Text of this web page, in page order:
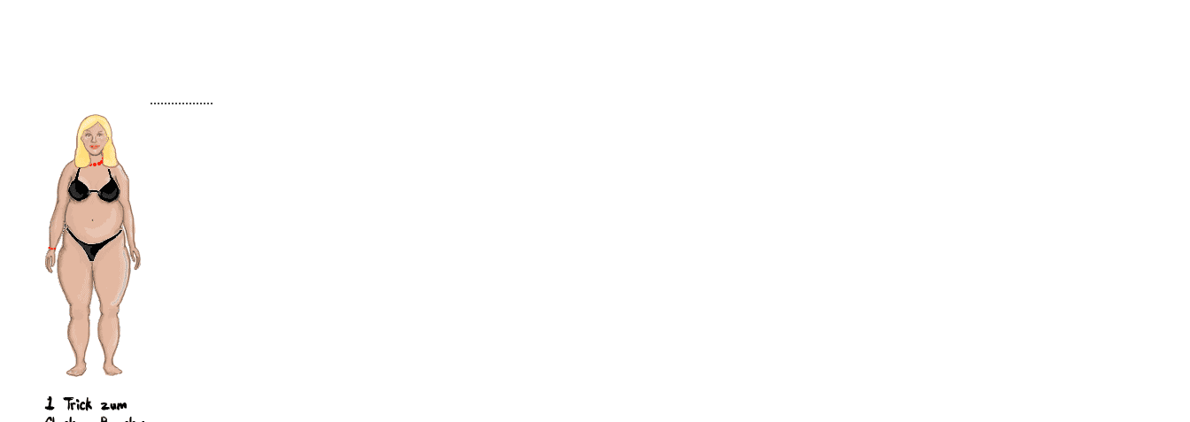
..................